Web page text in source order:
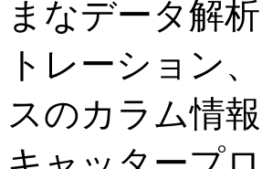
まなデータ解
トレーション
スのカラム情